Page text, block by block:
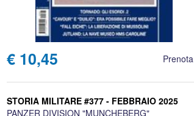
€ 10,45 Prenota
STORIA MILITARE #377 - FEBBRAIO 2025
PANZER DIVISION "MUNCHEBERG"